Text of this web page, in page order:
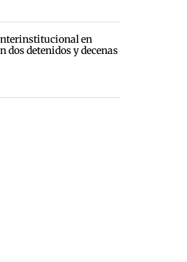
en
dos detenidos y decenas